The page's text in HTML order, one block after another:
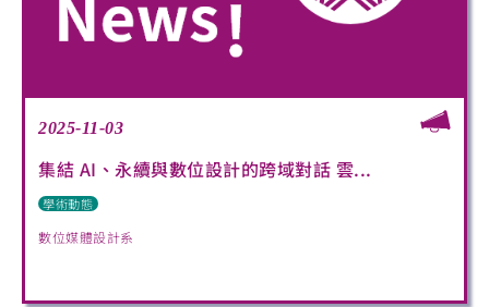
2025-11-03
集結 AI、永續與數位設計的跨域對話 雲...
學術動態
數位媒體設計系